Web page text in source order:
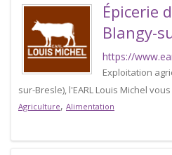
Épicerie
Blangy-
https://
Exploitation
sur-Bresle), l'EARL Louis Michel
Agriculture, Alimentation